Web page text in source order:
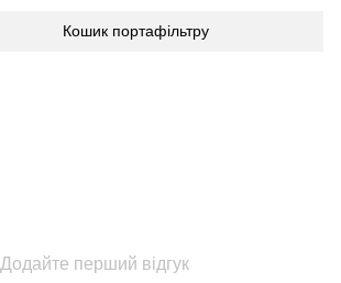
Кошик портафільтру
Додайте перший відгук